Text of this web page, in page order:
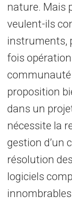
nature. Mais
veulent-ils
instruments,
fois
communauté
proposition
dans un
nécessite la
gestion d’un
résolution
logiciels